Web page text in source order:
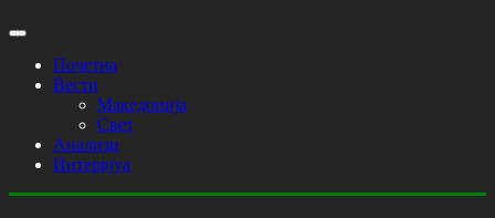
Почетна
Вести
Македонија
Свет
Анализи
Интервјуа